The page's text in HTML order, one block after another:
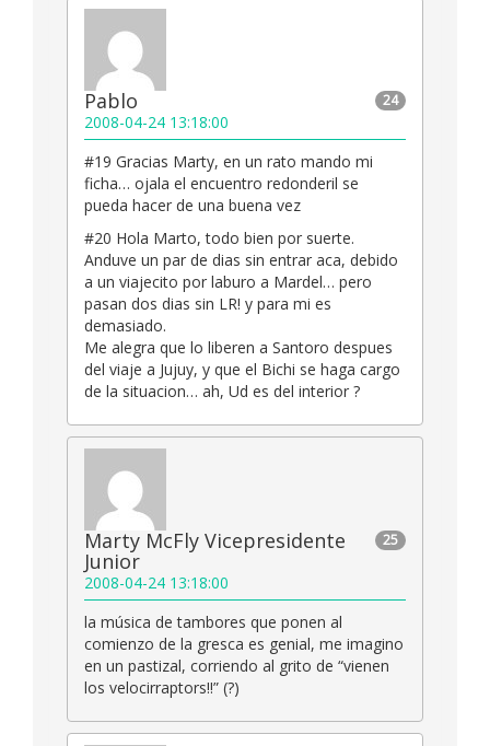
24
Pablo
2008-04-24 13:18:00
#19 Gracias Marty, en un rato mando mi
ficha… ojala el encuentro redonderil se
pueda hacer de una buena vez
#20 Hola Marto, todo bien por suerte.
Anduve un par de dias sin entrar aca, debido
a un viajecito por laburo a Mardel… pero
pasan dos dias sin LR! y para mi es
demasiado.
Me alegra que lo liberen a Santoro despues
del viaje a Jujuy, y que el Bichi se haga cargo
de la situacion… ah, Ud es del interior ?
25
Marty McFly Vicepresidente
Junior
2008-04-24 13:18:00
la música de tambores que ponen al
comienzo de la gresca es genial, me imagino
en un pastizal, corriendo al grito de “vienen
los velocirraptors!!” (?)